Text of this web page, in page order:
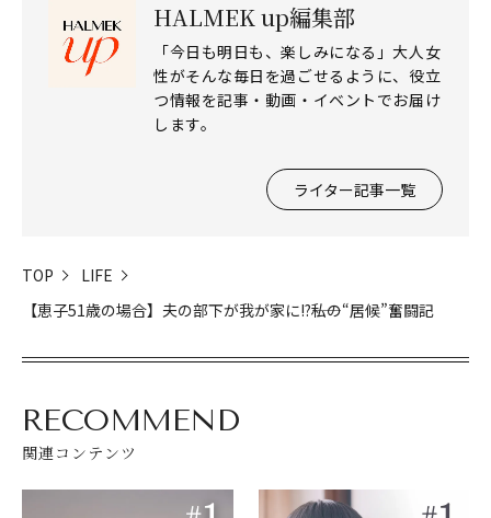
HALMEK up編集部
「今日も明日も、楽しみになる」大人女
性がそんな毎日を過ごせるように、役立
つ情報を記事・動画・イベントでお届け
します。
ライター記事一覧
TOP
LIFE
【恵子51歳の場合】夫の部下が我が家に!?――私の“居候”奮闘記
RECOMMEND
関連コンテンツ